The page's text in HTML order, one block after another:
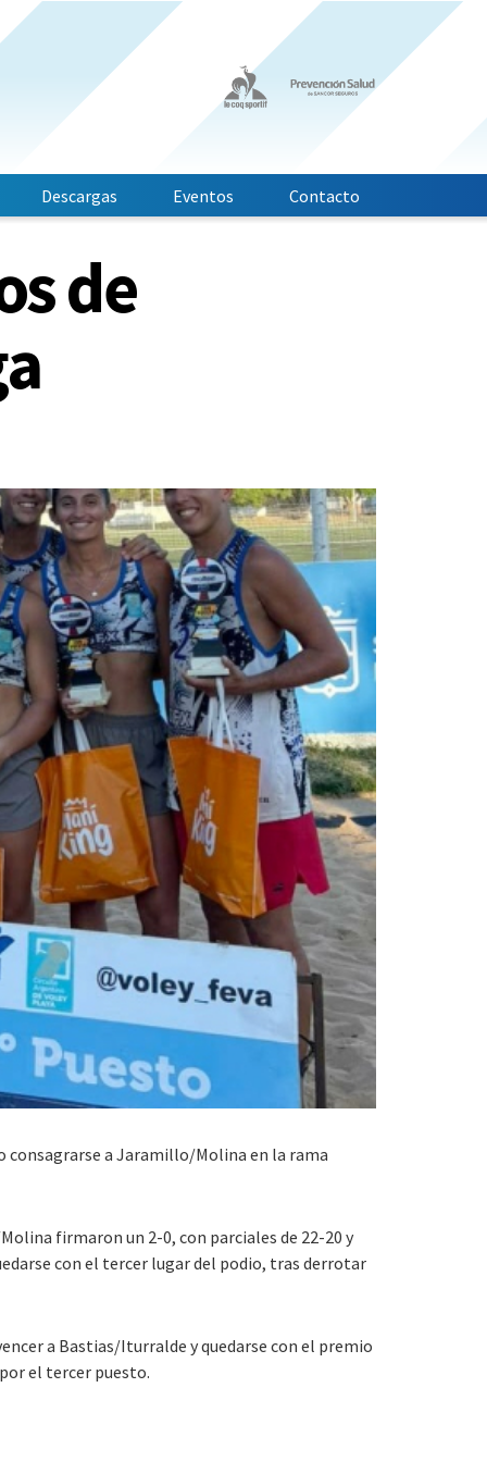
Descargas Eventos Contacto
de
consagrarse a Jaramillo/Molina en la rama
firmaron un 2-0, con parciales de 22-20 y
con el tercer lugar del podio, tras derrotar
a Bastias/Iturralde y quedarse con el premio
el tercer puesto.